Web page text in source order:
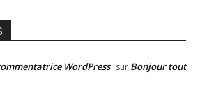
WordPress sur Bonjour tout